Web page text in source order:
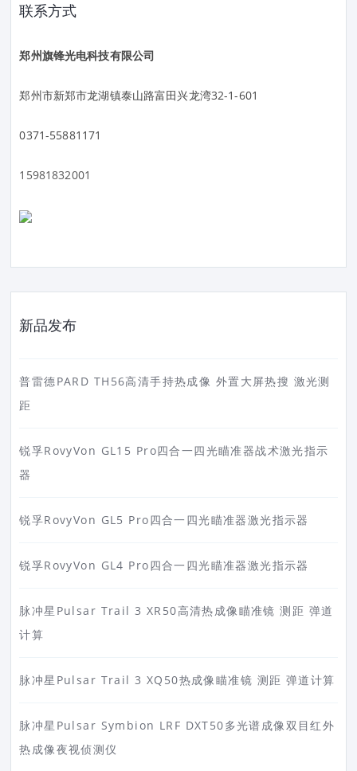
联系方式
郑州旗锋光电科技有限公司
郑州市新郑市龙湖镇泰山路富田兴龙湾32-1-601
0371-55881171
15981832001
新品发布
普雷德PARD TH56高清手持热成像 外置大屏热搜 激光测
距
锐孚RovyVon GL15 Pro四合一四光瞄准器战术激光指示
器
锐孚RovyVon GL5 Pro四合一四光瞄准器激光指示器
锐孚RovyVon GL4 Pro四合一四光瞄准器激光指示器
脉冲星Pulsar Trail 3 XR50高清热成像瞄准镜 测距 弹道
计算
脉冲星Pulsar Trail 3 XQ50热成像瞄准镜 测距 弹道计算
脉冲星Pulsar Symbion LRF DXT50多光谱成像双目红外
热成像夜视侦测仪